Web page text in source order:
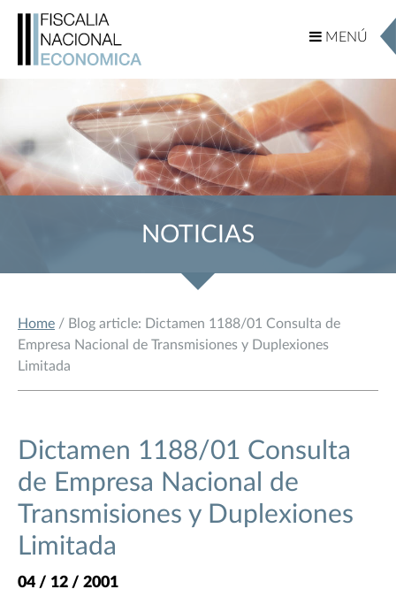
MENÚ
MENÚ
NOTICIAS
Home / Blog article: Dictamen 1188/01 Consulta de
Empresa Nacional de Transmisiones y Duplexiones
Limitada
Dictamen 1188/01 Consulta
de Empresa Nacional de
Transmisiones y Duplexiones
Limitada
04 / 12 / 2001